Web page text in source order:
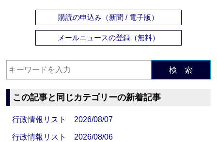
購読の申込み（新聞 / 電子版）
メールニュースの登録（無料）
検 索
この記事と同じカテゴリーの新着記事
行政情報リスト 2026/08/07
行政情報リスト 2026/08/06